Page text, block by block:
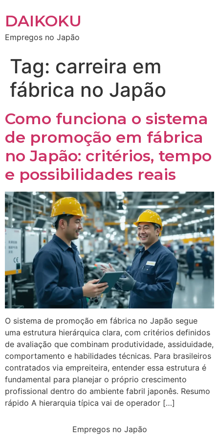
DAIKOKU
Empregos no Japão
Tag: carreira em
fábrica no Japão
Como funciona o sistema
de promoção em fábrica
no Japão: critérios, tempo
e possibilidades reais
O sistema de promoção em fábrica no Japão segue
uma estrutura hierárquica clara, com critérios definidos
de avaliação que combinam produtividade, assiduidade,
comportamento e habilidades técnicas. Para brasileiros
contratados via empreiteira, entender essa estrutura é
fundamental para planejar o próprio crescimento
profissional dentro do ambiente fabril japonês. Resumo
rápido A hierarquia típica vai de operador […]
Empregos no Japão